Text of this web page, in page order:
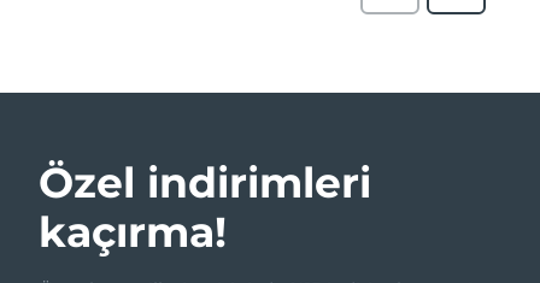
Özel indirimleri
kaçırma!